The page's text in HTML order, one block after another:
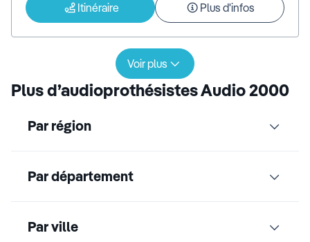
Itinéraire Plus d'infos
Voir plus
Plus d’audioprothésistes Audio 2000
Par région
Par département
Par ville